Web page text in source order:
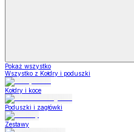
Pokaż wszystko
Wszystko z Kołdry i poduszki
Kołdry i koce
Poduszki i zagłówki
Zestawy